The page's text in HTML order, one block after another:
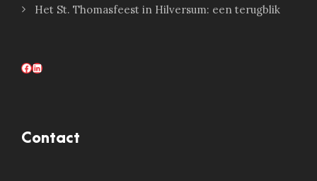
Het St. Thomasfeest in Hilversum: een terugblik
Facebook LinkedIn
Contact